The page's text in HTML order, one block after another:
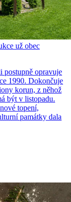
už obec
postupně opravuje
1990. Dokončuje
korun, z něhož
být v listopadu.
topení,
památky dala